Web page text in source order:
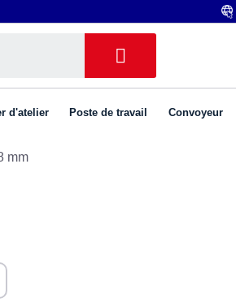
d'atelier Poste de travail Convoyeur
mm